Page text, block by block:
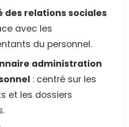
des relations sociales
avec les
du personnel.
administration
: centré sur les
et les dossiers